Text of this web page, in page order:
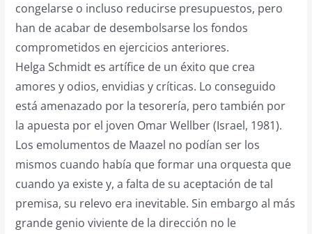
congelarse o incluso reducirse presupuestos, pero
han de acabar de desembolsarse los fondos
comprometidos en ejercicios anteriores.
Helga Schmidt es artífice de un éxito que crea
amores y odios, envidias y críticas. Lo conseguido
está amenazado por la tesorería, pero también por
la apuesta por el joven Omar Wellber (Israel, 1981).
Los emolumentos de Maazel no podían ser los
mismos cuando había que formar una orquesta que
cuando ya existe y, a falta de su aceptación de tal
premisa, su relevo era inevitable. Sin embargo al más
grande genio viviente de la dirección no le